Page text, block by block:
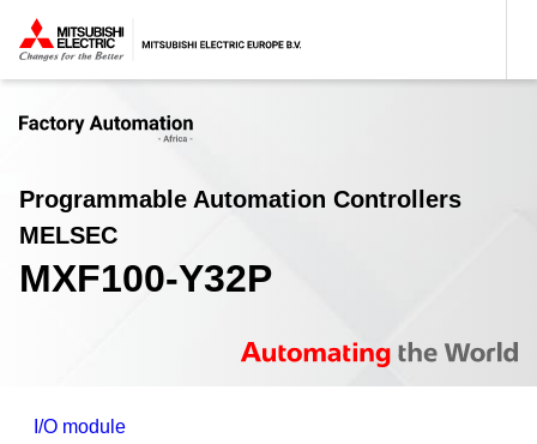
Programmable Automation Controllers
MELSEC
MXF100-Y32P
I/O module